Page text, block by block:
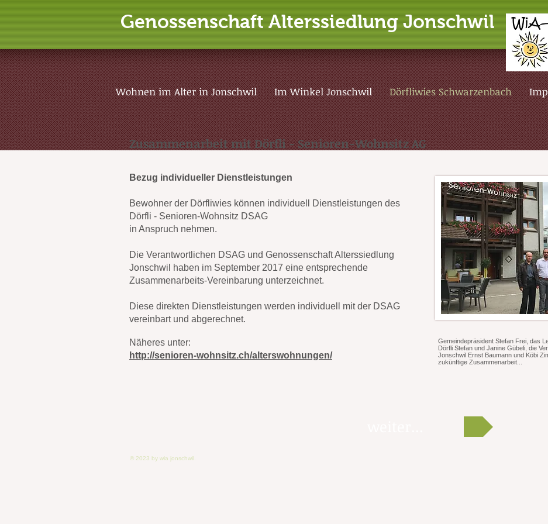
Genossenschaft Alterssiedlung Jonschwil
Wohnen im Alter in Jonschwil Im Winkel Jonschwil Dörfliwies Schwarzenbach
Zusammenarbeit mit Dörfli - Senioren-Wohnsitz AG
Bezug individueller Dienstleistungen
Bewohner der Dörfliwies können individuell Dienstleistungen des
Dörfli - Senioren-Wohnsitz DSAG
in Anspruch nehmen.
Die Verantwortlichen DSAG und Genossenschaft Alterssiedlung
Jonschwil haben im September 2017 eine entsprechende
Zusammenarbeits-Vereinbarung unterzeichnet.
Diese direkten Dienstleistungen werden individuell mit der DSAG
vereinbart und abgerechnet.
Näheres unter:
http://senioren-wohnsitz.ch/alterswohnungen/
Gemeindepräsident Stefan Frei, das
Dörfli Stefan und Janine Gübeli, die
Jonschwil Ernst Baumann und Köbi
zukünftige Zusammenarbeit...
© 2023 by wia jonschwil.